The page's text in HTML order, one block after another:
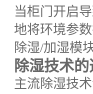
当柜门开启
地将环境参
除湿/加湿模
除湿技术
主流除湿技